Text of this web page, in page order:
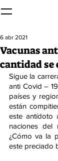
Vacunas
cantidad se
6 abr 2021
Sigue la
anti Covid –
países y
están
este antídoto
naciones del
¿Cómo va la
este preciado